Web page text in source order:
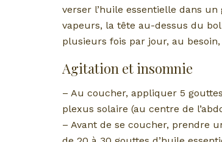
verser l’huile essentielle dans
vapeurs, la tête au-dessus du
plusieurs fois par jour, au
Agitation et insomnie
– Au coucher, appliquer 5
plexus solaire (au centre de
– Avant de se coucher, prendre